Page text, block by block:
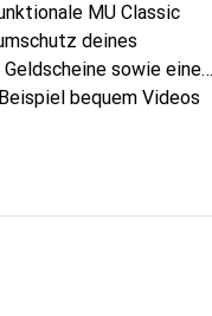
MU Classic
deines
sowie eine
bequem Videos
Situation Schutz für